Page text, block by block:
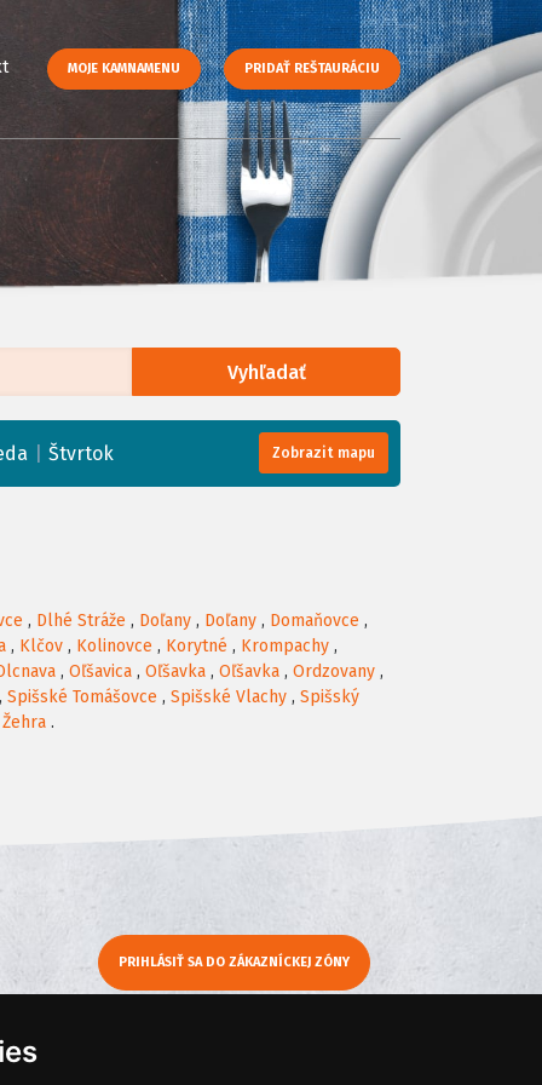
MOJE KAMNAMENU PRIDAŤ REŠTAURÁCIU
Vyhľadať
Štvrtok Zobrazit mapu
, Dlhé Stráže , Doľany , Doľany , Domaňovce ,
, Klčov , Kolinovce , Korytné , Krompachy ,
, Oľšavica , Oľšavka , Oľšavka , Ordzovany ,
, Spišské Tomášovce , Spišské Vlachy , Spišský
Žehra .
PRIHLÁSIŤ SA DO ZÁKAZNÍCKEJ ZÓNY